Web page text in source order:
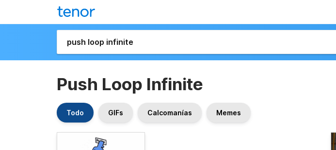
Push Loop Infinite
Todo GIFs Calcomanías Memes